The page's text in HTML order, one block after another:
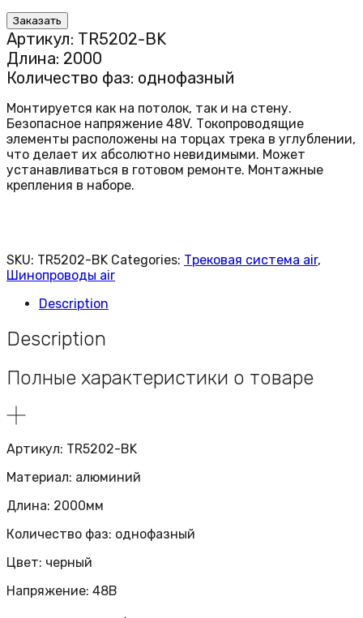
Заказать
Артикул: TR5202-BK
Длина: 2000
Количество фаз: однофазный
Монтируется как на потолок, так и на стену.
Безопасное напряжение 48V. Токопроводящие
элементы расположены на торцах трека в углублении,
что делает их абсолютно невидимыми. Может
устанавливаться в готовом ремонте. Монтажные
крепления в наборе.
SKU: TR5202-BK Categories: Трековая система air,
Шинопроводы air
Description
Description
Полные характеристики о товаре
Артикул: TR5202-BK
Материал: алюминий
Длина: 2000мм
Количество фаз: однофазный
Цвет: черный
Напряжение: 48В